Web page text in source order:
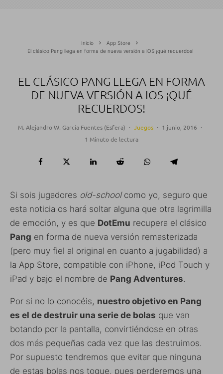
Inicio
App Store
El clásico Pang llega en forma de nueva versión a iOS ¡qué recuerdos!
EL CLÁSICO PANG LLEGA EN FORMA
DE NUEVA VERSIÓN A IOS ¡QUÉ
RECUERDOS!
M. Alejandro W. García Fuentes (Esfera) · Juegos · 1 junio, 2016 ·
1 Minuto de lectura
Si sois jugadores old-schoolcomo yo, seguro que
esta noticia os hará soltar alguna que otra lagrimilla
de emoción, y es que DotEmu recupera el clásico
Pang en forma de nueva versión remasterizada
(pero muy fiel al original en cuanto a jugabilidad) a
la App Store, compatible con iPhone, iPod Touch y
iPad y bajo el nombre de Pang Adventures.
Por si no lo conocéis, nuestro objetivo en Pang
es el de destruir una serie de bolas que van
botando por la pantalla, convirtiéndose en otras
dos más pequeñas cada vez que las destruimos.
Por supuesto tendremos que evitar que ninguna
de estas bolas nos toque, pues perderemos una